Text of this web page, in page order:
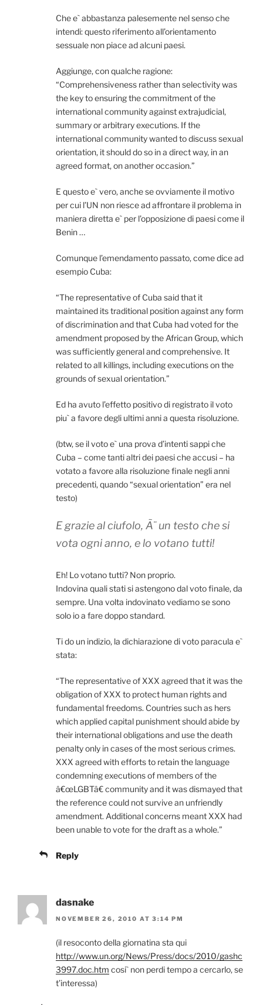
Che e` abbastanza palesemente nel senso che
intendi: questo riferimento all’orientamento
sessuale non piace ad alcuni paesi.
Aggiunge, con qualche ragione:
“Comprehensiveness rather than selectivity was
the key to ensuring the commitment of the
international community against extrajudicial,
summary or arbitrary executions. If the
international community wanted to discuss sexual
orientation, it should do so in a direct way, in an
agreed format, on another occasion.”
E questo e` vero, anche se ovviamente il motivo
per cui l’UN non riesce ad affrontare il problema in
maniera diretta e` per l’opposizione di paesi come il
Benin …
Comunque l’emendamento passato, come dice ad
esempio Cuba:
“The representative of Cuba said that it
maintained its traditional position against any form
of discrimination and that Cuba had voted for the
amendment proposed by the African Group, which
was sufficiently general and comprehensive. It
related to all killings, including executions on the
grounds of sexual orientation.”
Ed ha avuto l’effetto positivo di registrato il voto
piu` a favore degli ultimi anni a questa risoluzione.
(btw, se il voto e` una prova d’intenti sappi che
Cuba – come tanti altri dei paesi che accusi – ha
votato a favore alla risoluzione finale negli anni
precedenti, quando “sexual orientation” era nel
testo)
E grazie al ciufolo, Ã¨ un testo che si
vota ogni anno, e lo votano tutti!
Eh! Lo votano tutti? Non proprio.
Indovina quali stati si astengono dal voto finale, da
sempre. Una volta indovinato vediamo se sono
solo io a fare doppo standard.
Ti do un indizio, la dichiarazione di voto paracula e`
stata:
“The representative of XXX agreed that it was the
obligation of XXX to protect human rights and
fundamental freedoms. Countries such as hers
which applied capital punishment should abide by
their international obligations and use the death
penalty only in cases of the most serious crimes.
XXX agreed with efforts to retain the language
condemning executions of members of the
â€œLGBTâ€ community and it was dismayed that
the reference could not survive an unfriendly
amendment. Additional concerns meant XXX had
been unable to vote for the draft as a whole.”
Reply
dasnake
NOVEMBER 26, 2010 AT 3:14 PM
(il resoconto della giornatina sta qui
http://www.un.org/News/Press/docs/2010/gashc
3997.doc.htm cosi` non perdi tempo a cercarlo, se
t’interessa)